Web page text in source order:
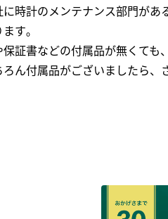
に時計のメンテナンス部門が
す｡
証書などの付属品が無くても
ろん付属品がございましたら、